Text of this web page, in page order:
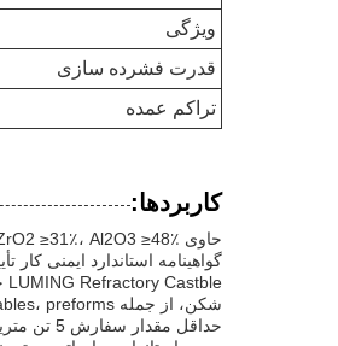
ویژگی
قدرت فشرده سازی
تراکم عمده
کاربردها:
گواهینامه استاندارد ایمنی
شکن، از جمله castables، preforms، و آجر، LUMING می تواند نیازهای برنامه های کاربردی صنعتی مختلف را برآورده کند.